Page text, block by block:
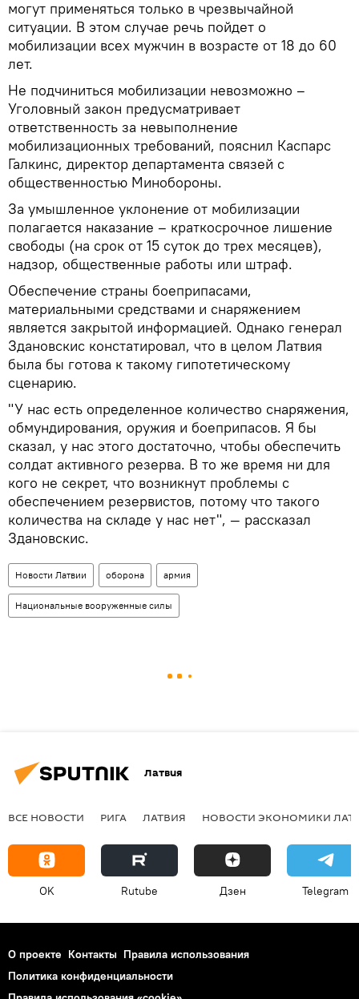
могут применяться только в чрезвычайной
ситуации. В этом случае речь пойдет о
мобилизации всех мужчин в возрасте от 18 до 60
лет.
Не подчиниться мобилизации невозможно –
Уголовный закон предусматривает
ответственность за невыполнение
мобилизационных требований, пояснил Каспарс
Галкинс, директор департамента связей с
общественностью Минобороны.
За умышленное уклонение от мобилизации
полагается наказание – краткосрочное лишение
свободы (на срок от 15 суток до трех месяцев),
надзор, общественные работы или штраф.
Обеспечение страны боеприпасами,
материальными средствами и снаряжением
является закрытой информацией. Однако генерал
Здановскис констатировал, что в целом Латвия
была бы готова к такому гипотетическому
сценарию.
"У нас есть определенное количество снаряжения,
обмундирования, оружия и боеприпасов. Я бы
сказал, у нас этого достаточно, чтобы обеспечить
солдат активного резерва. В то же время ни для
кого не секрет, что возникнут проблемы с
обеспечением резервистов, потому что такого
количества на складе у нас нет", — рассказал
Здановскис.
Новости Латвии оборона армия
Национальные вооруженные силы
Латвия
ВСЕ НОВОСТИ РИГА ЛАТВИЯ НОВОСТИ ЭКОНОМИКИ
OK Rutube Дзен Telegram
О проекте Контакты Правила использования
Политика конфиденциальности